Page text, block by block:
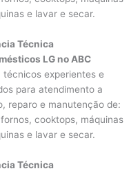
e lavar e secar.
Técnica
LG no ABC
, técnicos experientes e
para atendimento a
reparo e manutenção de:
cooktops, máquinas
e lavar e secar.
Técnica